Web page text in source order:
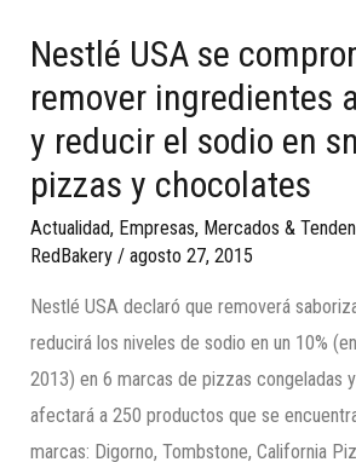
Nestlé USA se
remover ingredientes
y reducir el sodio en
pizzas y chocolates
Actualidad, Empresas, Mercados &
RedBakery /agosto 27, 2015
Nestlé USA declaró que removerá
reducirá los niveles de sodio en un 10%
2013) en 6 marcas de pizzas congeladas
afectará a 250 productos que se
marcas: Digorno, Tombstone, California